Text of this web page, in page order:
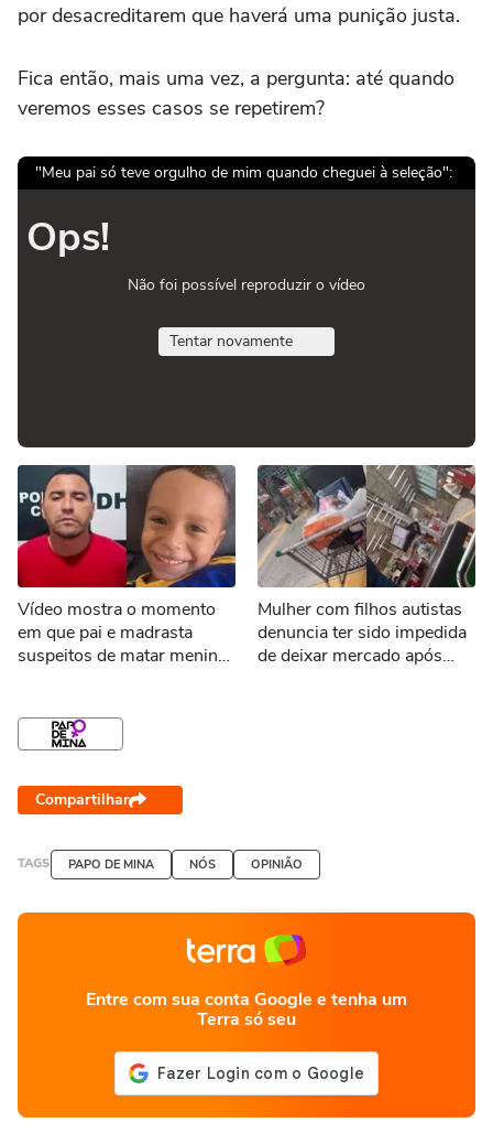
por desacreditarem que haverá uma punição justa.
Fica então, mais uma vez, a pergunta: até quando
veremos esses casos se repetirem?
"Meu pai só teve orgulho de mim quando cheguei à seleção":
Ops!
Não foi possível reproduzir o vídeo
Tentar novamente
Vídeo mostra o momento
em que pai e madrasta
suspeitos de matar menino
Mulher com filhos autistas
denuncia ter sido impedida
de deixar mercado após
Compartilhar
TAGS PAPO DE MINA NÓS OPINIÃO
Entre com sua conta Google e tenha um
Terra só seu